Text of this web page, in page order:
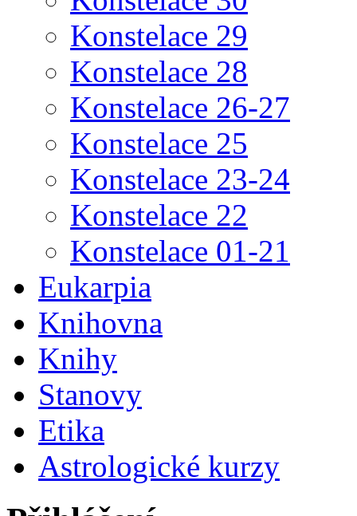
Konstelace 29
Konstelace 28
Konstelace 26-27
Konstelace 25
Konstelace 23-24
Konstelace 22
Konstelace 01-21
Eukarpia
Knihovna
Knihy
Stanovy
Etika
Astrologické kurzy